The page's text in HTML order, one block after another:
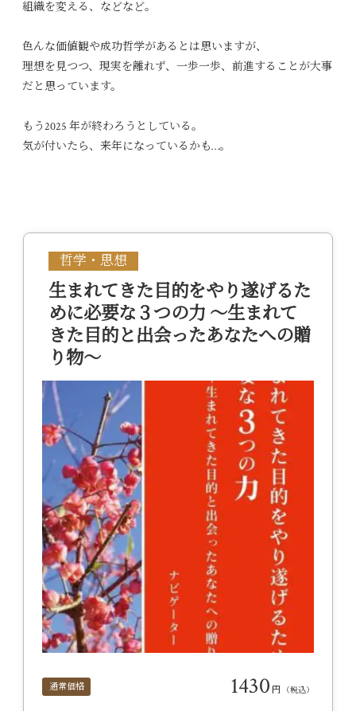
組織を変える、などなど。
色んな価値観や成功哲学があるとは思いますが、
理想を見つつ、現実を離れず、一歩一歩、前進することが大事
だと思っています。
もう2025 年が終わろうとしている。
気が付いたら、来年になっているかも…。
哲学・思想
生まれてきた目的をやり遂げるた
めに必要な３つの力 ～生まれて
きた目的と出会ったあなたへの贈
り物～
通常価格 1430 円 （税込）